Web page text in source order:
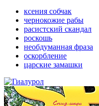
ксения собчак
чернокожие рабы
расистский скандал
роскошь
необдуманная фраза
оскорбление
царские замашки